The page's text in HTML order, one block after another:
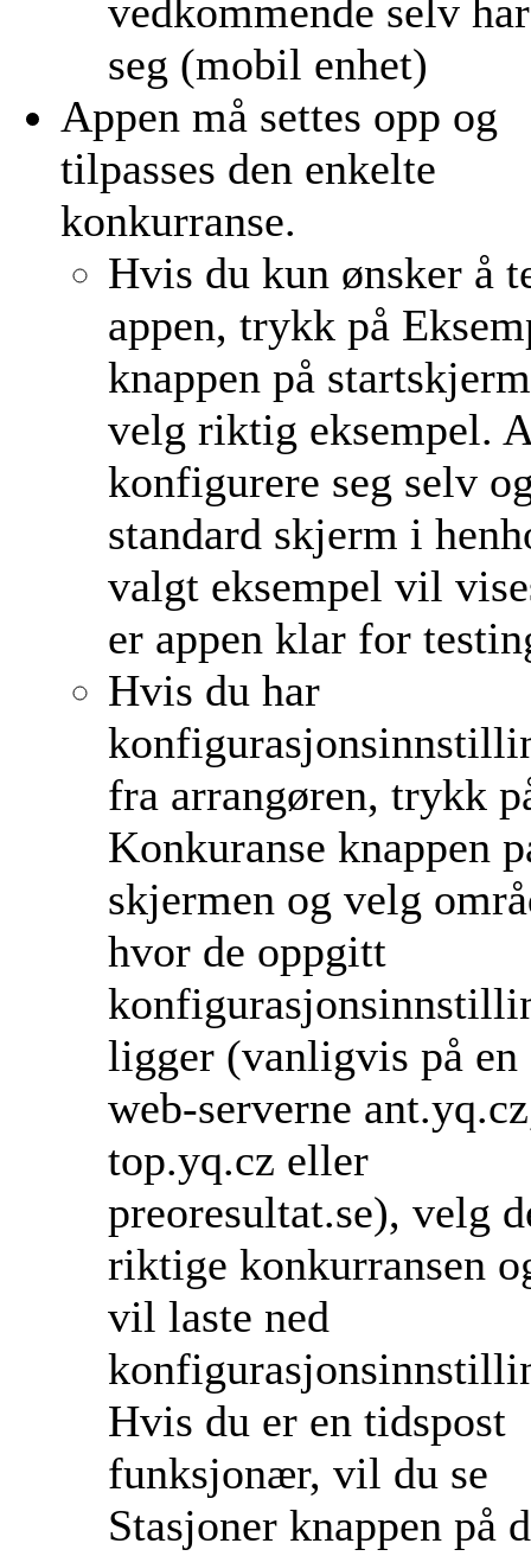
vedkommende selv
seg (mobil enhet)
Appen må settes opp og
tilpasses den enkelte
konkurranse.
Hvis du kun ønsker å
appen, trykk på
knappen på
velg riktig eksempel.
konfigurere seg selv
standard skjerm i
valgt eksempel vil
er appen klar for
Hvis du har
fra arrangøren, trykk
Konkuranse knappen
skjermen og velg
hvor de oppgitt
ligger (vanligvis på en
web-serverne
top.yq.cz eller
preoresultat.se), velg
riktige konkurransen
vil laste ned
Hvis du er en tidspost
funksjonær, vil du se
Stasjoner knappen på